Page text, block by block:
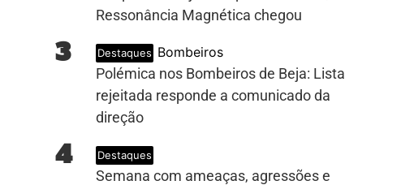
Ressonância Magnética chegou
3 Destaques Bombeiros
Polémica nos Bombeiros de Beja: Lista
rejeitada responde a comunicado da
direção
4 Destaques
Semana com ameaças, agressões e